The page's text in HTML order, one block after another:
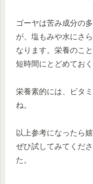
ゴーヤは苦み成分の
が、塩もみや水にさ
なります。栄養のこ
短時間にとどめてお
栄養素的には、ビタ
ね。
以上参考になったら嬉
ぜひ試してみてくだ
た。